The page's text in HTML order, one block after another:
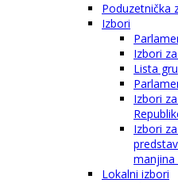
Poduzetnička
Izbori
Izbori
Lista
Izbori
Izbori
manjina
Lokalni izbori